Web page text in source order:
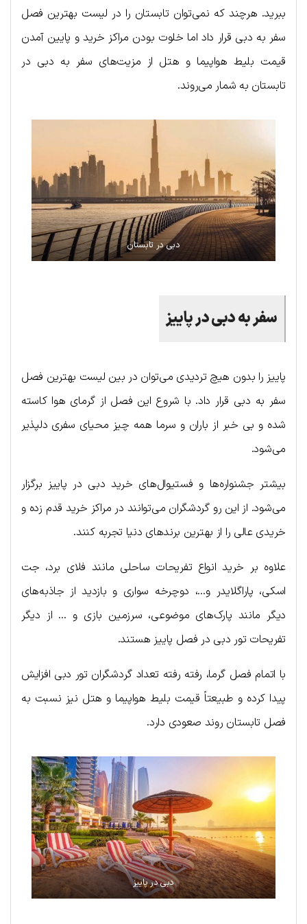
ببرید. هرچند که نمی‌توان تابستان را در لیست بهترین فصل
سفر به دبی قرار داد اما خلوت بودن مراکز خرید و پایین آمدن
قیمت بلیط هواپیما و هتل از مزیت‌های سفر به دبی در
تابستان به شمار می‌روند.
دبی در تابستان
سفر به دبی در پاییز
پاییز را بدون هیچ تردیدی می‌توان در بین لیست بهترین فصل
سفر به دبی قرار داد. با شروع این فصل از گرمای هوا کاسته
شده و بی خبر از باران‌ و سرما همه چیز محیای سفری دلپذیر
می‌شود.
بیشتر جشنواره‌ها و فستیوال‌های خرید دبی در پاییز برگزار
می‌شود. از این رو گردشگران می‌توانند در مراکز خرید قدم زده و
خریدی عالی را از بهترین برندهای دنیا تجربه کنند.
علاوه بر خرید انواع تفریحات ساحلی مانند فلای برد، جت
اسکی، پاراگلایدر و…، دوچرخه سواری و بازدید از جاذبه‌های
دیگر مانند پارک‌های موضوعی، سرزمین بازی و … از دیگر
تفریحات تور دبی در فصل پاییز هستند.
با اتمام فصل گرما، رفته رفته تعداد گردشگران تور دبی افزایش
پیدا کرده و طبیعتاً قیمت بلیط هواپیما و هتل نیز نسبت به
فصل تابستان روند صعودی دارد.
دبی در پاییز